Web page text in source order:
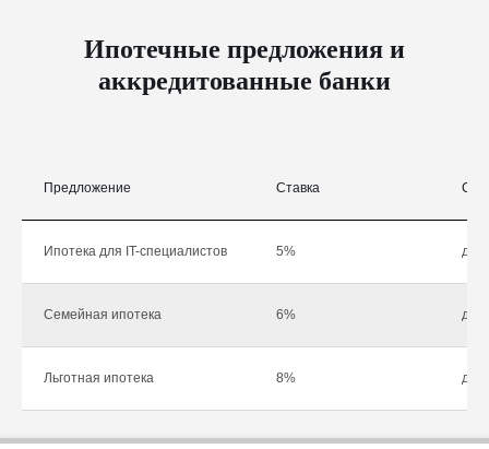
Ипотечные предложения и
аккредитованные банки
Предложение Ставка
Ипотека для IT-специалистов 5% до
Семейная ипотека 6% до
Льготная ипотека 8% до